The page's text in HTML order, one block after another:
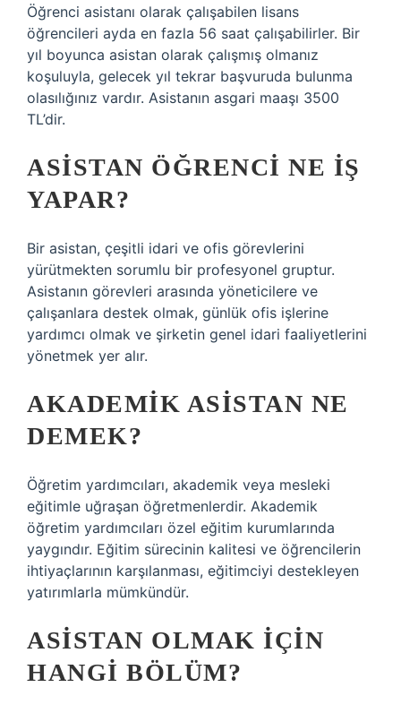
Öğrenci asistanı olarak çalışabilen lisans
öğrencileri ayda en fazla 56 saat çalışabilirler. Bir
yıl boyunca asistan olarak çalışmış olmanız
koşuluyla, gelecek yıl tekrar başvuruda bulunma
olasılığınız vardır. Asistanın asgari maaşı 3500
TL’dir.
ASISTAN ÖĞRENCI NE IŞ
YAPAR?
Bir asistan, çeşitli idari ve ofis görevlerini
yürütmekten sorumlu bir profesyonel gruptur.
Asistanın görevleri arasında yöneticilere ve
çalışanlara destek olmak, günlük ofis işlerine
yardımcı olmak ve şirketin genel idari faaliyetlerini
yönetmek yer alır.
AKADEMIK ASISTAN NE
DEMEK?
Öğretim yardımcıları, akademik veya mesleki
eğitimle uğraşan öğretmenlerdir. Akademik
öğretim yardımcıları özel eğitim kurumlarında
yaygındır. Eğitim sürecinin kalitesi ve öğrencilerin
ihtiyaçlarının karşılanması, eğitimciyi destekleyen
yatırımlarla mümkündür.
ASISTAN OLMAK IÇIN
HANGI BÖLÜM?